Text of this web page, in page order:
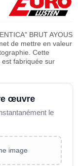
BRUT AYOUS
de mettre en valeur
Cette
fabriquée sur
œuvre
le
image